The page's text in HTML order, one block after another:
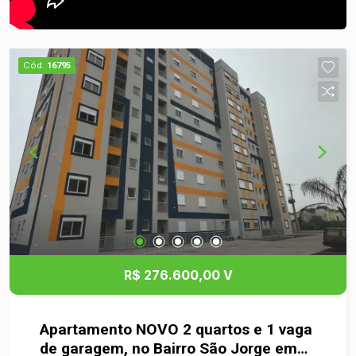
Cód. 16795
R$ 276.600,00 V
Apartamento NOVO 2 quartos e 1 vaga
de garagem, no Bairro São Jorge em